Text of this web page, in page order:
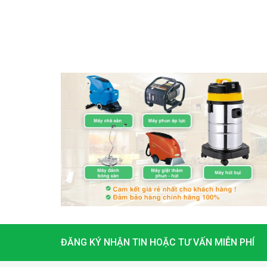
ĐĂNG KÝ NHẬN TIN HOẶC TƯ VẤN MIỄN PHÍ